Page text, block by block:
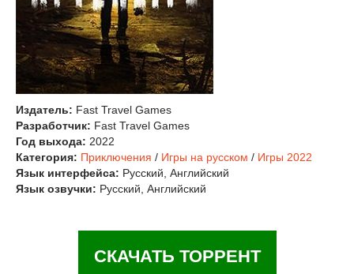
Издатель: Fast Travel Games
Разработчик: Fast Travel Games
Год выхода: 2022
Категория: Приключения / Игры на русском / Игры 2022
Язык интерфейса: Русский, Английский
Язык озвучки: Русский, Английский
СКАЧАТЬ ТОРРЕНТ